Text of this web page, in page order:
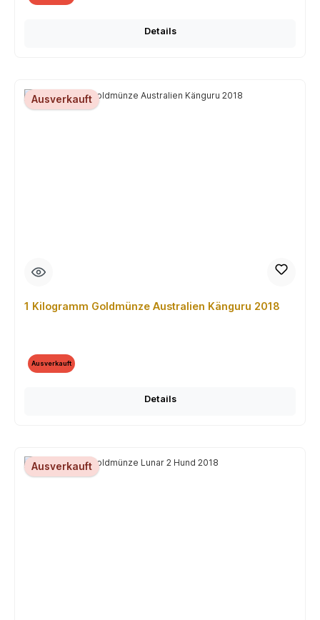
Details
Ausverkauft
1 Kilogramm Goldmünze Australien Känguru 2018
Ausverkauft
Details
Ausverkauft